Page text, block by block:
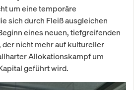
um eine temporäre
sich durch Fleiß ausgleichen
eines neuen, tiefgreifenden
nicht mehr auf kultureller
Allokationskampf um
geführt wird.